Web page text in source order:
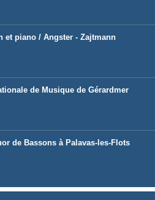
et piano / Angster - Zajtmann
de Musique de Gérardmer
de Bassons à Palavas-les-Flots